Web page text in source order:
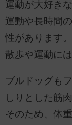
運動が大好き
運動や長時間
性があります
散歩や運動に
ブルドッグも
しりとした筋
そのため、体